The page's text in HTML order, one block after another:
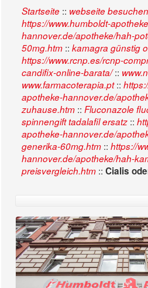
Startseite :: webseite besuchen
https://www.humboldt-
hannover.de/apotheke/hah-
50mg.htm :: kamagra günstig
https://www.rcnp.es/rcnp-
candifix-online-barata/::
www.farmacoterapia.pt::
apotheke-hannover.de/
zuhause.htm :: Fluconazole
spinnengift tadalafil ersatz ::
apotheke-hannover.de/
generika-60mg.htm :: https://
hannover.de/apotheke/hah-
preisvergleich.htm :: Cialis